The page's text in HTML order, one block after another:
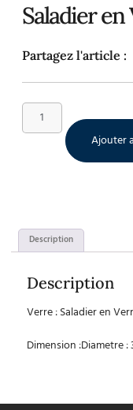
Saladier
Partagez l'article :
Ajouter
Description
Description
Verre : Saladier en
Dimension :Diametre :